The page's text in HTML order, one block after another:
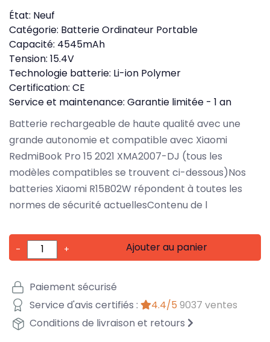
État: Neuf
Catégorie: Batterie Ordinateur Portable
Capacité: 4545mAh
Tension: 15.4V
Technologie batterie: Li-ion Polymer
Certification: CE
Service et maintenance: Garantie limitée - 1 an
Batterie rechargeable de haute qualité avec une
grande autonomie et compatible avec Xiaomi
RedmiBook Pro 15 2021 XMA2007-DJ (tous les
modèles compatibles se trouvent ci-dessous)Nos
batteries Xiaomi R15B02W répondent à toutes les
normes de sécurité actuellesContenu de l
- + Ajouter au panier
Paiement sécurisé
Service d'avis certifiés :
4.4/5 9037 ventes
Conditions de livraison et retours